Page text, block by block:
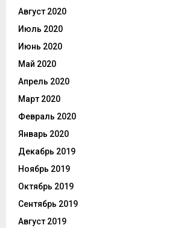
Август 2020
Июль 2020
Июнь 2020
Май 2020
Апрель 2020
Март 2020
Февраль 2020
Январь 2020
Декабрь 2019
Ноябрь 2019
Октябрь 2019
Сентябрь 2019
Август 2019